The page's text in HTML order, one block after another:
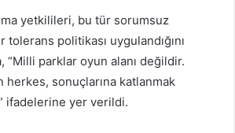
yetkilileri, bu tür sorumsuz
tolerans politikası uygulandığını
“Milli parklar oyun alanı değildir.
herkes, sonuçlarına katlanmak
ifadelerine yer verildi.